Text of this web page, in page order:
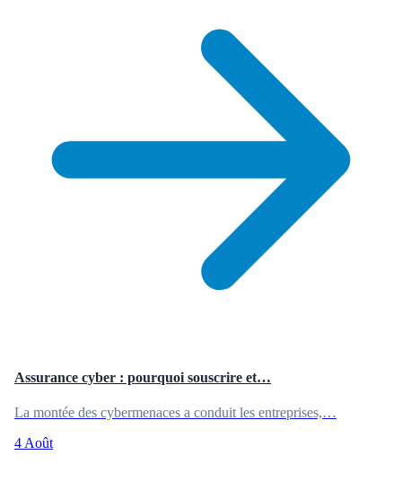
Assurance cyber : pourquoi souscrire et…
La montée des cybermenaces a conduit les entreprises,…
4 Août